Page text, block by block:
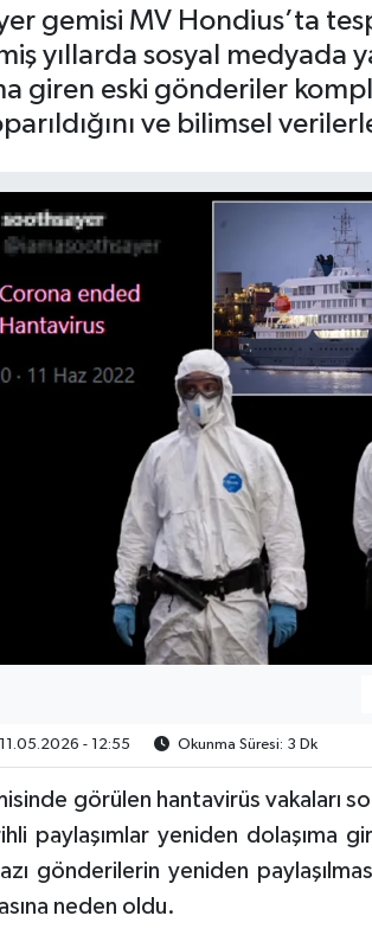
gemisi MV Hondius’ta
yıllarda sosyal medyada
giren eski gönderiler
ve bilimsel
11.05.2026 - 12:55 Okunma Süresi: 3 Dk
görülen hantavirüs vakaları
paylaşımlar yeniden dolaşıma
gönderilerin yeniden
neden oldu.